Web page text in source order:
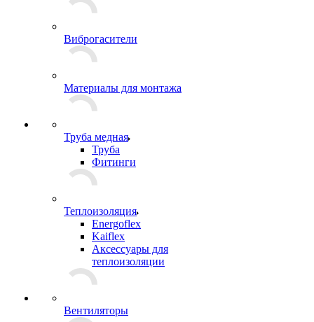
Виброгасители
Материалы для монтажа
Труба медная
Труба
Фитинги
Теплоизоляция
Energoflex
Kaiflex
Аксессуары для
теплоизоляции
Вентиляторы